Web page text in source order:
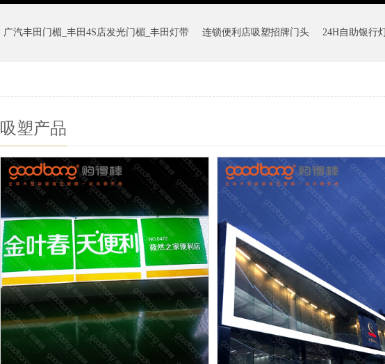
广汽丰田门楣_丰田4S店发光门楣_丰田灯带 连锁便利店吸塑招牌门头 24H自助银行
吸塑产品